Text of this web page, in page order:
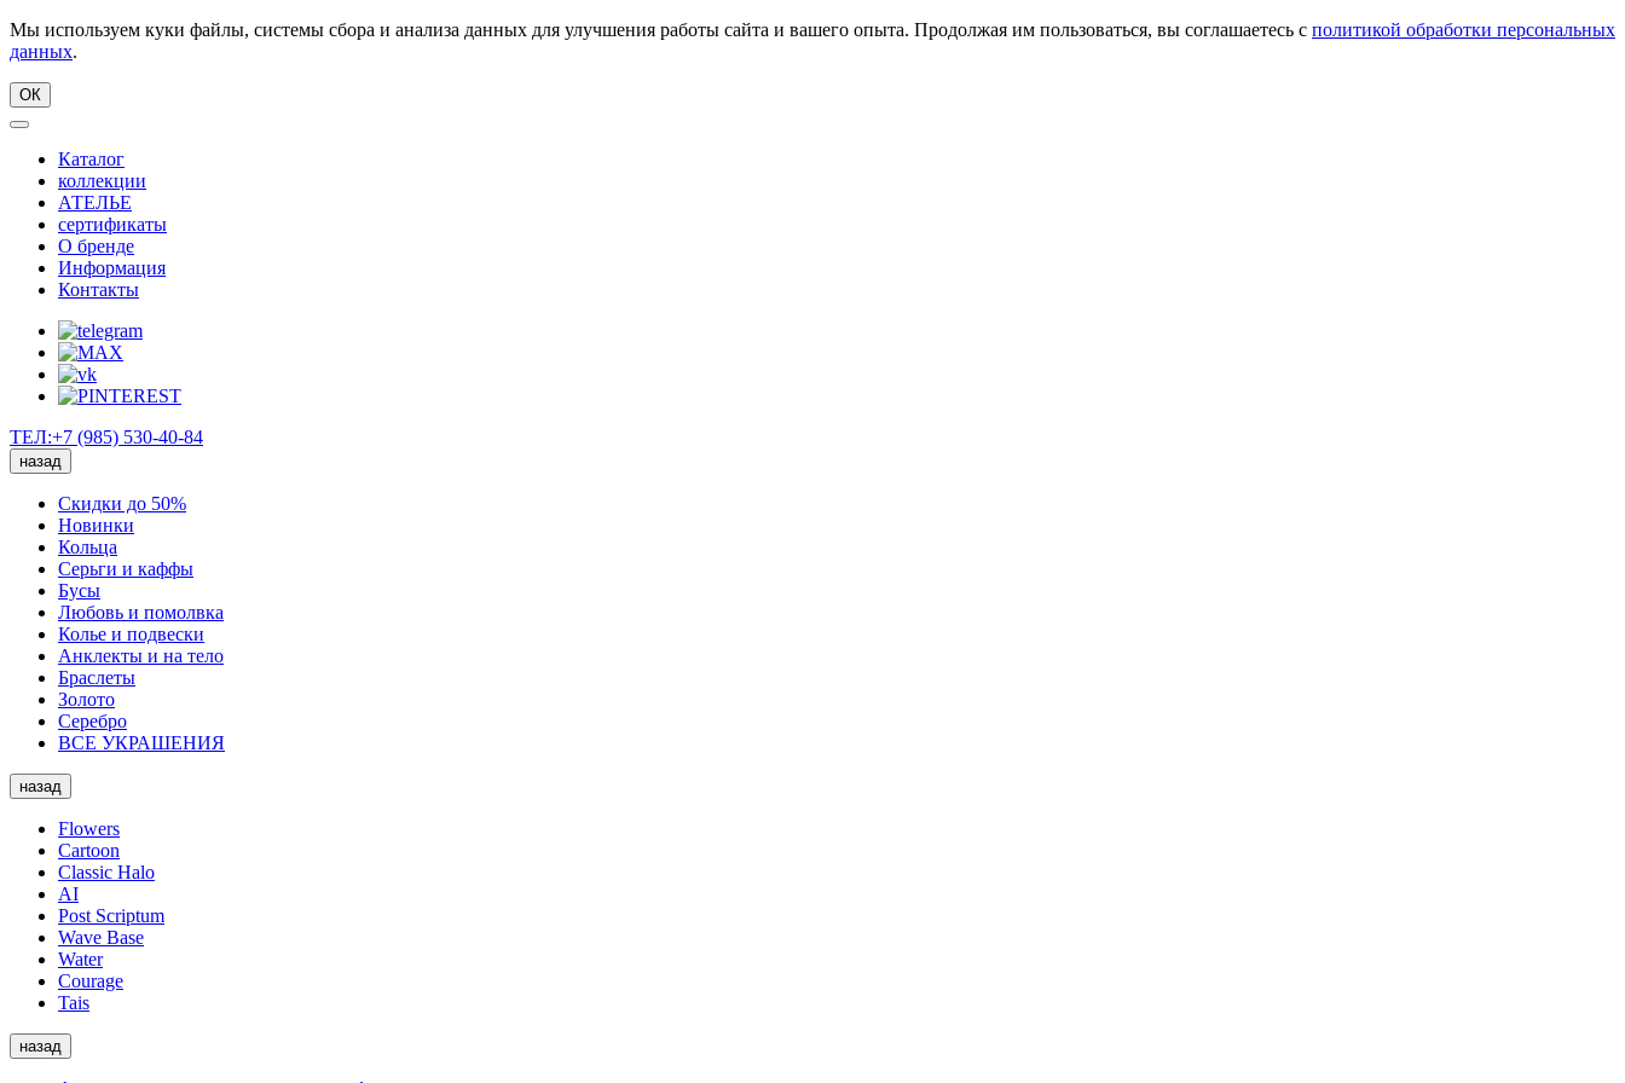
Мы используем куки файлы, системы сбора и анализа данных для улучшения работы сайта и вашего опыта. Продолжая им пользоваться, вы соглашаетесь с политикой обработки персональных
данных.
ОК
Каталог
коллекции
АТЕЛЬЕ
сертификаты
О бренде
Информация
Контакты
ТЕЛ:+7 (985) 530-40-84
назад
Скидки до 50%
Новинки
Кольца
Серьги и каффы
Бусы
Любовь и помолвка
Колье и подвески
Анклекты и на тело
Браслеты
Золото
Серебро
ВСЕ УКРАШЕНИЯ
назад
Flowers
Cartoon
Classic Halo
AI
Post Scriptum
Wave Base
Water
Courage
Tais
назад